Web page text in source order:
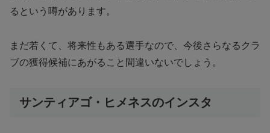
るという噂があります。
まだ若くて、将来性もある選手なので、今後さらなるクラ
ブの獲得候補にあがること間違いないでしょう。
サンティアゴ・ヒメネスのインスタ